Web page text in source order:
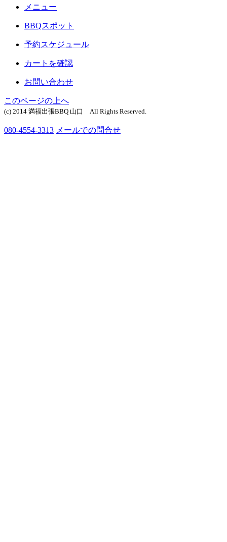
メニュー
BBQスポット
予約スケジュール
カートを確認
お問い合わせ
このページの上へ
(c) 2014 満福出張BBQ 山口 All Rights Reserved.
080-4554-3313 メールでの問合せ